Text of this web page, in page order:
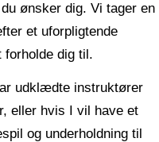
ønsker dig. Vi tager en
et uforpligtende
forholde dig til.
udklædte instruktører
eller hvis I vil have et
og underholdning til